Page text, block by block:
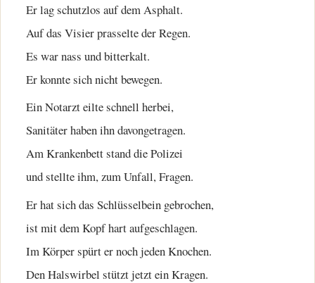
Er lag schutzlos auf dem Asphalt.
Auf das Visier prasselte der Regen.
Es war nass und bitterkalt.
Er konnte sich nicht bewegen.
Ein Notarzt eilte schnell herbei,
Sanitäter haben ihn davongetragen.
Am Krankenbett stand die Polizei
und stellte ihm, zum Unfall, Fragen.
Er hat sich das Schlüsselbein gebrochen,
ist mit dem Kopf hart aufgeschlagen.
Im Körper spürt er noch jeden Knochen.
Den Halswirbel stützt jetzt ein Kragen.